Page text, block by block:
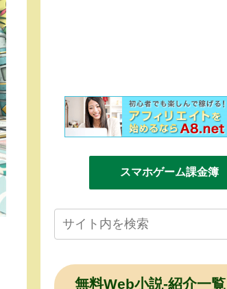
スマホゲーム課金簿
無料Web小説-紹介一覧